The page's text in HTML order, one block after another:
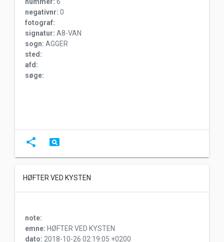
negativnr: 0
fotograf:
signatur: A8-VAN
sogn: AGGER
sted:
afd:
søge:
share pageview
HØFTER VED KYSTEN
note:
emne: HØFTER VED KYSTEN
dato: 2018-10-26 02:19:05 +0200